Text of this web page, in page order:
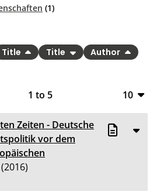
(1)
1 to 5
10
10
20
Title Title
Author
Zeiten - Deutsche
vor dem
(2016)